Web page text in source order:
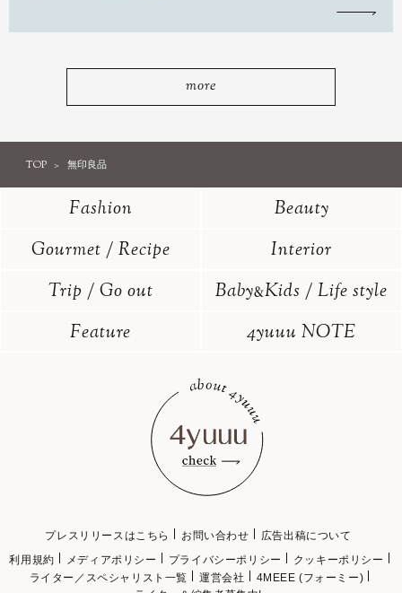
more
TOP 無印良品
Fashion
Beauty
Gourmet / Recipe
Interior
Trip / Go out
Baby&Kids / Life style
Feature
4yuuu NOTE
プレスリリースはこちら お問い合わせ
広告出稿について
利用規約
メディアポリシー プライバシーポリシー
クッキーポリシー
ライター／スペシャリスト一覧
運営会社
4MEEE (フォーミー)